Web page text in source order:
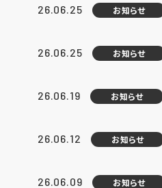
26.06.25 お知らせ
26.06.25 お知らせ
26.06.19 お知らせ
26.06.12 お知らせ
26.06.09 お知らせ